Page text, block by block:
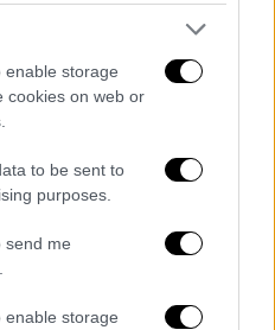
enable storage
cookies on web or
to be sent to
purposes.
send me
enable storage